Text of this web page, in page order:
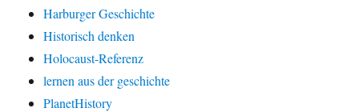
Harburger Geschichte
Historisch denken
Holocaust-Referenz
lernen aus der geschichte
PlanetHistory